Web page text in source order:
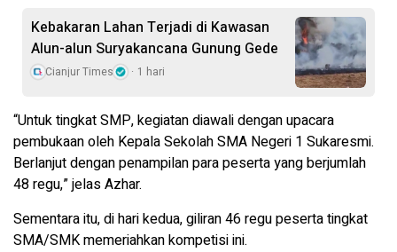
Kebakaran Lahan Terjadi di Kawasan
Alun-alun Suryakancana Gunung Gede
Cianjur Times 1 hari
“Untuk tingkat SMP, kegiatan diawali dengan upacara
pembukaan oleh Kepala Sekolah SMA Negeri 1 Sukaresmi.
Berlanjut dengan penampilan para peserta yang berjumlah
48 regu,” jelas Azhar.
Sementara itu, di hari kedua, giliran 46 regu peserta tingkat
SMA/SMK memeriahkan kompetisi ini.